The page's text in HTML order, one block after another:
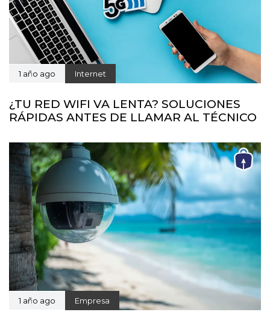
1 año ago Internet
¿TU RED WIFI VA LENTA? SOLUCIONES
RÁPIDAS ANTES DE LLAMAR AL TÉCNICO
1 año ago Empresa